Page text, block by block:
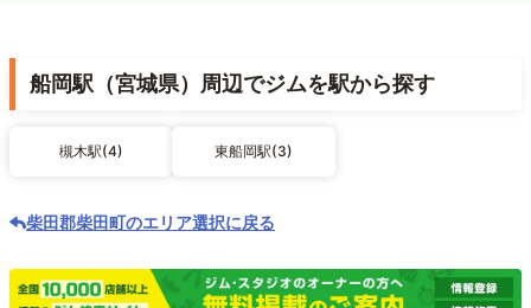
船岡駅（宮城県）周辺でジムを駅から探す
槻木駅(4) 東船岡駅(3)
柴田郡柴田町のエリア選択に戻る